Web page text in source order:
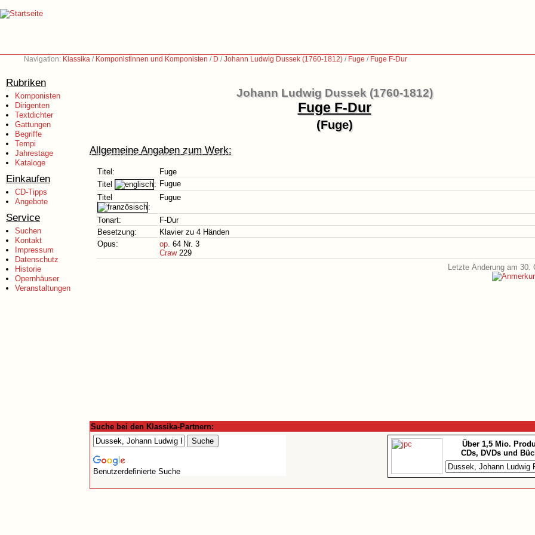
Navigation: Klassika / Komponistinnen und Komponisten / D /Johann Ludwig Dussek (1760-1812) / Fuge / Fuge F-Dur
Rubriken
Komponisten
Dirigenten
Textdichter
Gattungen
Begriffe
Tempi
Jahrestage
Kataloge
Einkaufen
CD-Tipps
Angebote
Service
Suchen
Kontakt
Impressum
Datenschutz
Historie
Opernhäuser
Veranstaltungen
Johann Ludwig Dussek (1760-1812)
Fuge F-Dur
(Fuge)
Allgemeine Angaben zum Werk:
Titel:
Fuge
Titel
: Fugue
Titel
:
Fugue
Tonart:
F-Dur
Besetzung:
Klavier zu 4 Händen
Opus:
op. 64 Nr. 3
Craw229
Letzte Änderung am 30.
Suche bei den Klassika-Partnern:
Benutzerdefinierte Suche
Über 1,5 Mio.
CDs, DVDs und